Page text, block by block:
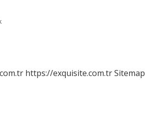
https://exquisite.com.trSitemap